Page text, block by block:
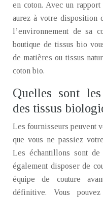
en coton. Avec un
aurez à votre disposition
l’environnement de sa
boutique de tissus bio
de matières ou tissus
coton bio.
Quelles sont
des tissus
Les fournisseurs peuvent
que vous ne passiez
Les échantillons sont
également disposer de
équipe de couture
définitive. Vous